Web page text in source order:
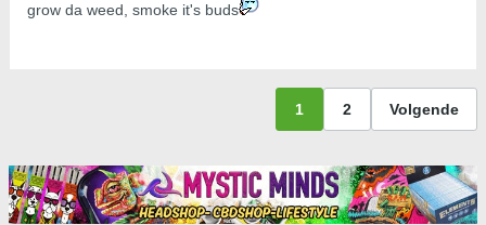
grow da weed, smoke it's buds
1 2 Volgende